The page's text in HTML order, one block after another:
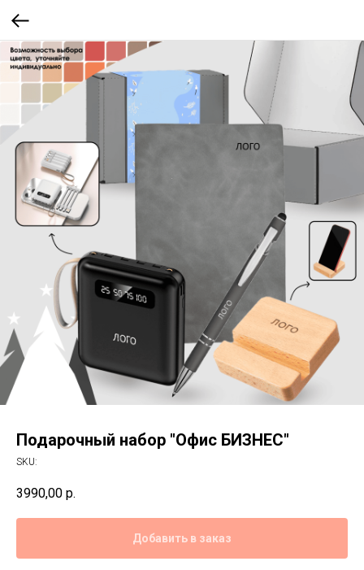
Подарочный набор "Офис БИЗНЕС"
SKU:
3990,00 р.
Добавить в заказ